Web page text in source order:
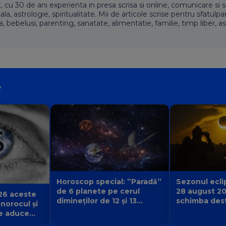
30 de ani experienta in presa scrisa si online, comunicare si
astrologie, spiritualitate. Mii de articole scrise pentru
bebelusi, parenting, sanatate, alimentatie, familie, timp liber,
aceste
și
aduce
Horoscop special: ”Paradă”
de 6 planete pe cerul
dimineților de 12 și 13
Sezonul
28 august
schimba